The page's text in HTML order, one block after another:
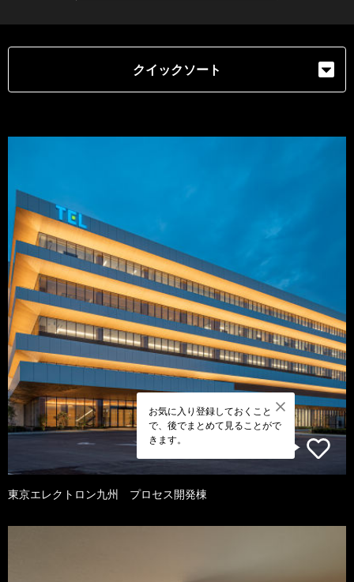
クイックソート
お気に入り登録しておくこと
で、後でまとめて見ることがで
きます。
東京エレクトロン九州 プロセス開発棟